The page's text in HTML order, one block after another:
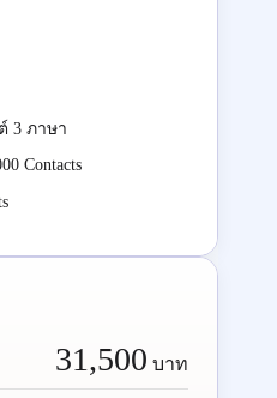
3 ภาษา
Contacts
31,500 บาท